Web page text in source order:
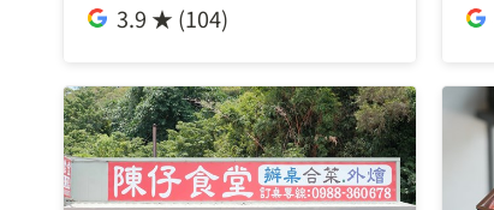
3.9 ★ (104)